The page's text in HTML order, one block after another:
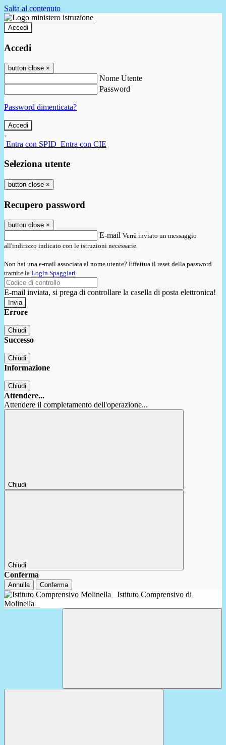
Salta al contenuto
Accedi
Accedi
button close ×
Nome Utente
Password
Password dimenticata?
-
Entra con SPID Entra con CIE
Seleziona utente
button close ×
Recupero password
button close ×
E-mail Verrà inviato un messaggio
all'indirizzo indicato con le istruzioni necessarie.
Non hai una e-mail associata al nome utente? Effettua il reset della password
tramite la Login Spaggiari
E-mail inviata, si prega di controllare la casella di posta elettronica!
Errore
Chiudi
Successo
Chiudi
Informazione
Chiudi
Attendere...
Attendere il completamento dell'operazione...
Chiudi
Chiudi
Conferma
Annulla Conferma
Istituto Comprensivo di
Molinella